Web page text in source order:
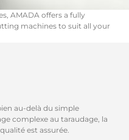
AMADA offers a fully
machines to suit all your
au-delà du simple
complexe au taraudage, la
est assurée.